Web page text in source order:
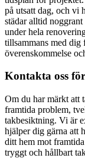
på utsatt dag, och vi
städar alltid
under hela
tillsammans med dig
överenskommelse
Kontakta oss
Om du har märkt att
framtida problem,
takbesiktning. Vi är
hjälper dig gärna att
ditt hem mot
tryggt och hållbart